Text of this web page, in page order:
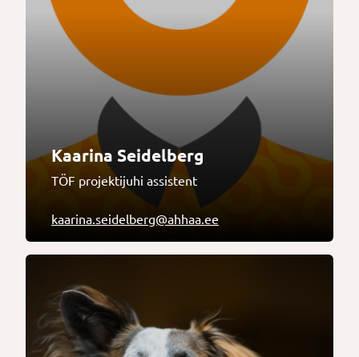
Kaarina Seidelberg
TÖF projektijuhi assistent
kaarina.seidelberg@ahhaa.ee